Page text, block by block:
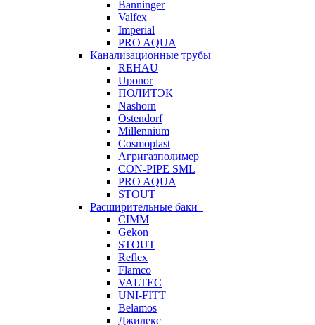
Banninger
Valfex
Imperial
PRO AQUA
Канализационные трубы
REHAU
Uponor
ПОЛИТЭК
Nashorn
Ostendorf
Millennium
Cosmoplast
Агригазполимер
CON-PIPE SML
PRO AQUA
STOUT
Расширительные баки
CIMM
Gekon
STOUT
Reflex
Flamco
VALTEC
UNI-FITT
Belamos
Джилекс